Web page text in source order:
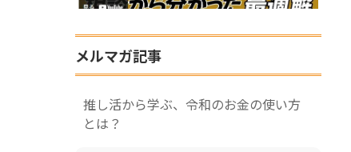
メルマガ記事
推し活から学ぶ、令和のお金の使い方
とは？